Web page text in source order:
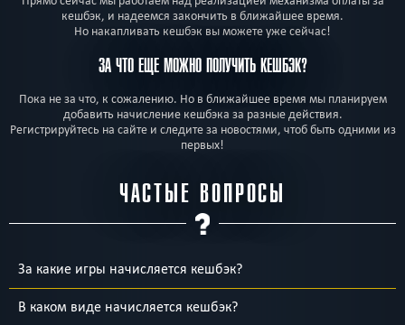
кешбэк, и надеемся закончить в ближайшее время.
Но накапливать кешбэк вы можете уже сейчас!
ЗА ЧТО ЕЩЕ МОЖНО ПОЛУЧИТЬ КЕШБЭК?
Пока не за что, к сожалению. Но в ближайшее время мы планируем
добавить начисление кешбэка за разные действия.
Регистрируйтесь на сайте и следите за новостями, чтоб быть одними из
первых!
ЧАСТЫЕ ВОПРОСЫ
За какие игры начисляется кешбэк?
В каком виде начисляется кешбэк?